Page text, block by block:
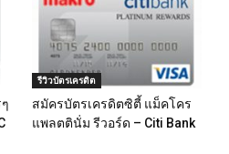
รีวิวบัตรเครดิต
สมัครบัตรเครดิตซิตี้ แม็คโคร
แพลตตินั่ม รีวอร์ด – Citi Bank